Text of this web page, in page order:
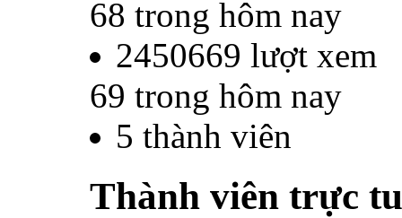
68 trong hôm nay
2450669 lượt xem
69 trong hôm nay
5 thành viên
Thành viên trực